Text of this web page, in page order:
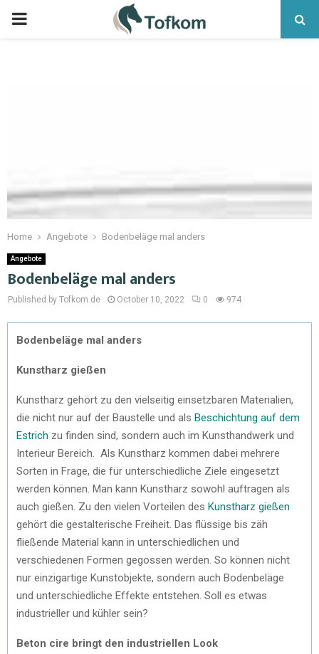
Home Angebote Bodenbeläge mal anders
Angebote
Bodenbeläge mal anders
Published by Tofkom.de October 10, 2022 0 974
Bodenbeläge mal anders
Kunstharz gießen
Kunstharz gehört zu den vielseitig einsetzbaren Materialien,
die nicht nur auf der Baustelle und als Beschichtung auf dem
Estrich zu finden sind, sondern auch im Kunsthandwerk und
Interieur Bereich. Als Kunstharz kommen dabei mehrere
Sorten in Frage, die für unterschiedliche Ziele eingesetzt
werden können. Man kann Kunstharz sowohl auftragen als
auch gießen. Zu den vielen Vorteilen des Kunstharz gießen
gehört die gestalterische Freiheit. Das flüssige bis zäh
fließende Material kann in unterschiedlichen und
verschiedenen Formen gegossen werden. So können nicht
nur einzigartige Kunstobjekte, sondern auch Bodenbeläge
und unterschiedliche Effekte entstehen. Soll es etwas
industrieller und kühler sein?
Beton cire bringt den industriellen Look